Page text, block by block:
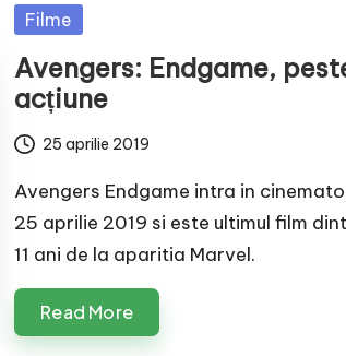
Posted
Filme
Avengers: Endgame,
acțiune
25 aprilie 2019
Avengers Endgame intra in
25 aprilie 2019 si este ultimul film
11 ani de la aparitia Marvel.
Read More